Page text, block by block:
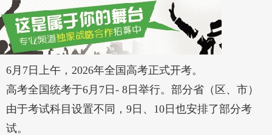
6月7日上午，2026年全国高考正式开考。
高考全国统考于6月7日- 8日举行。部分省（区、市）
由于考试科目设置不同，9日、10日也安排了部分考
试。